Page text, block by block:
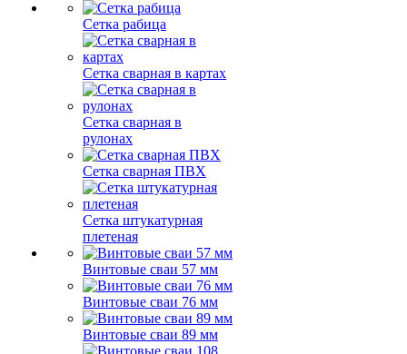
Сетка рабица
Сетка сварная в картах
Сетка сварная в
рулонах
Сетка сварная ПВХ
Сетка штукатурная
плетеная
Винтовые сваи 57 мм
Винтовые сваи 76 мм
Винтовые сваи 89 мм